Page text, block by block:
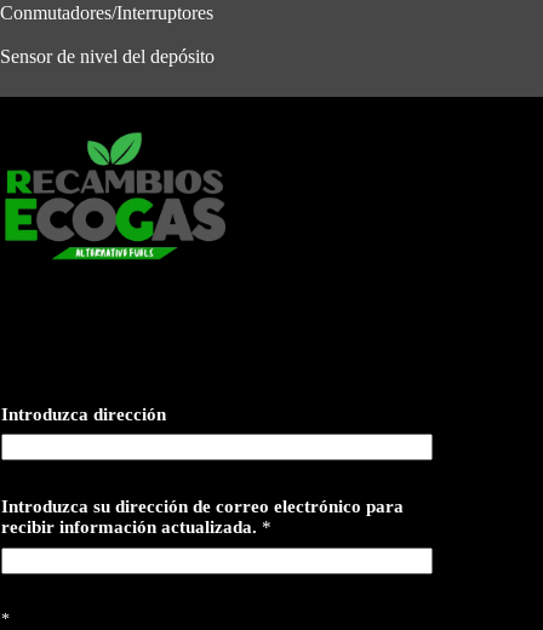
Conmutadores/Interruptores
Sensor de nivel del depósito
Introduzca dirección
Introduzca su dirección de correo electrónico para
recibir información actualizada. *
*